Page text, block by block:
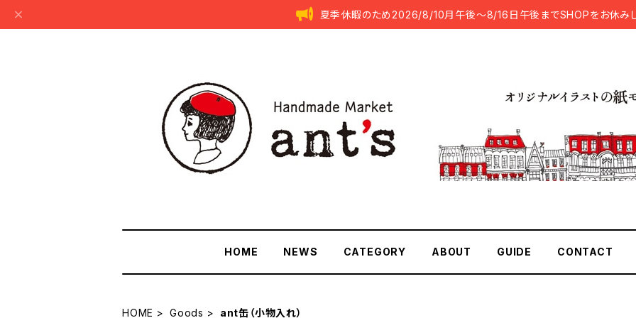
夏季休暇のため2026/8/10月午後～8/16日午後までSHOPをお休み
HOME NEWS CATEGORY ABOUT GUIDE CONTACT
HOME Goods ant缶（小物入れ）